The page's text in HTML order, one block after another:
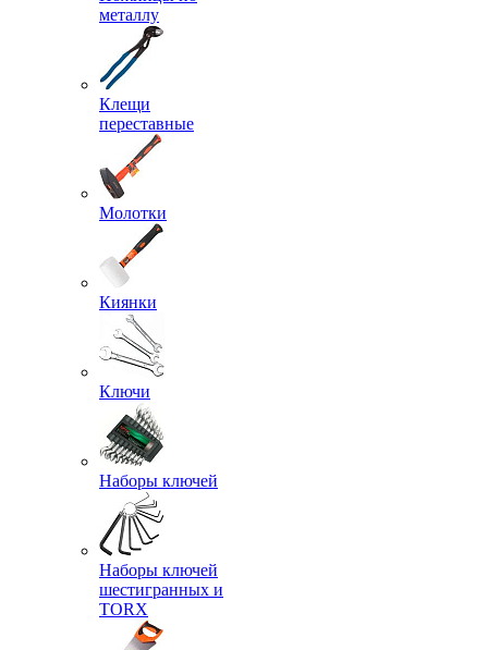
металлу
Клещи
переставные
Молотки
Киянки
Ключи
Наборы ключей
Наборы ключей
шестигранных и
TORX